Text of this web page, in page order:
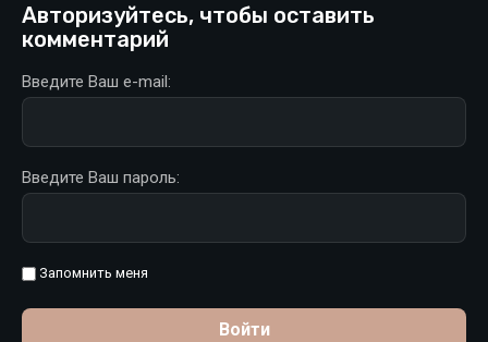
Авторизуйтесь, чтобы оставить
комментарий
Введите Ваш e-mail:
Введите Ваш пароль:
Запомнить меня
Войти